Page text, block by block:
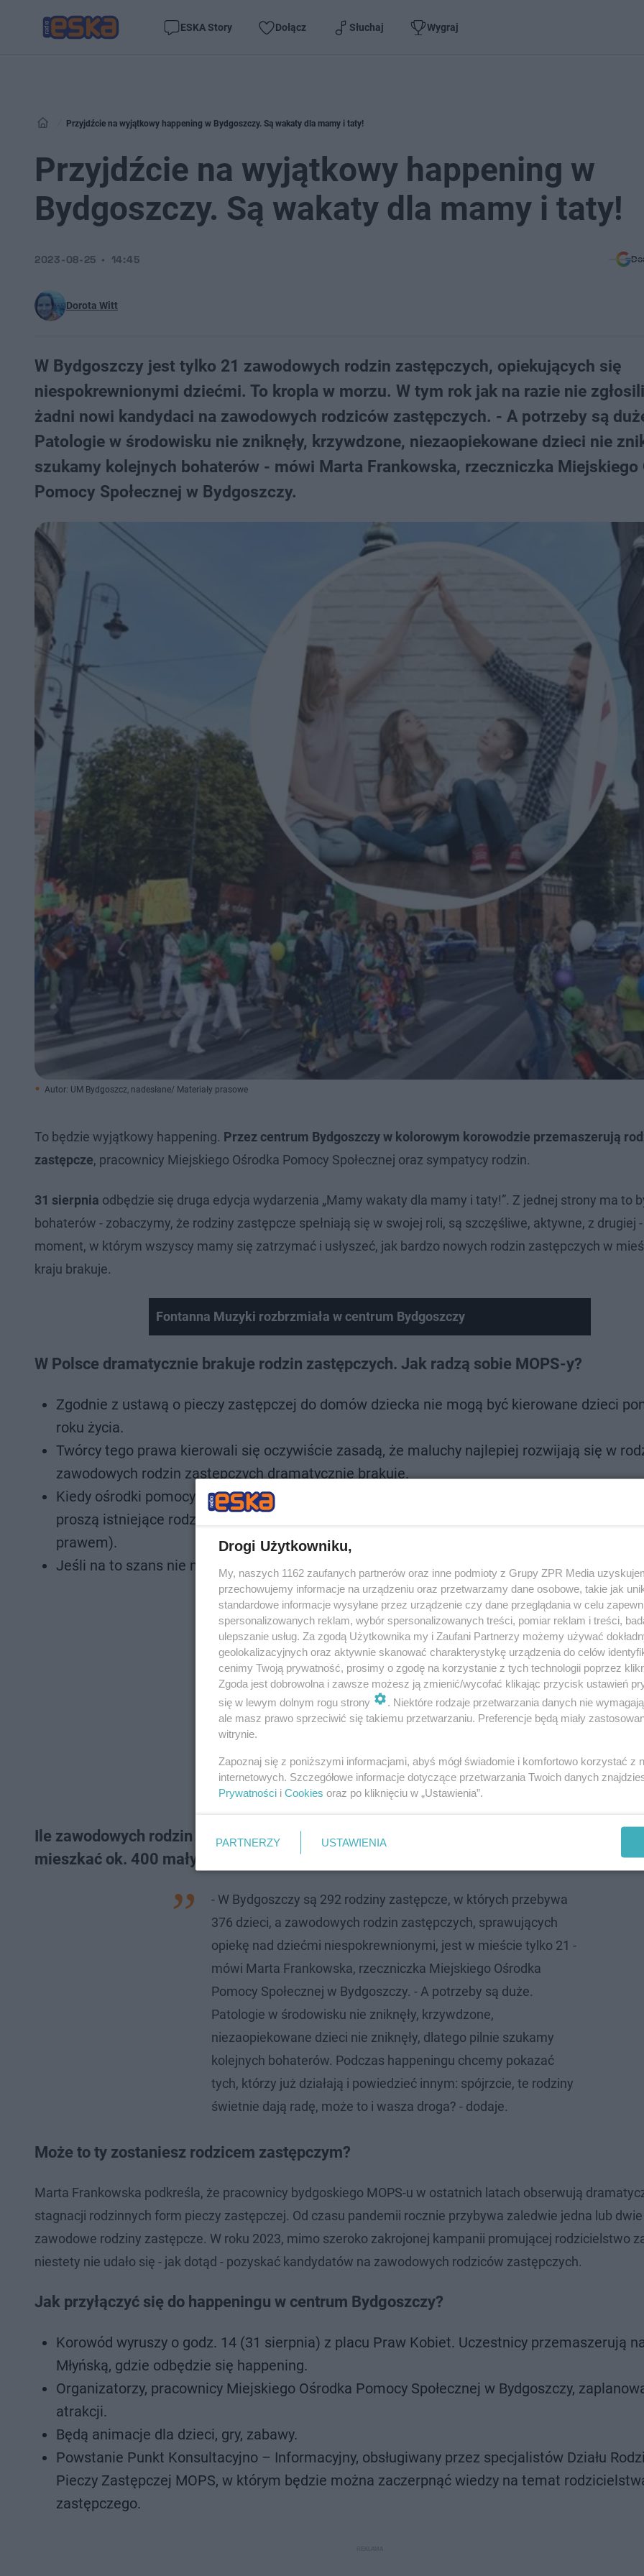
ESKA Story Dołącz Słuchaj Wygraj
Przyjdźcie na wyjątkowy happening w Bydgoszczy. Są wakaty dla mamy i taty!
Przyjdźcie na wyjątkowy happening w
Bydgoszczy. Są wakaty dla mamy i taty!
Dorota Witt
2023-08-25 14:45
W Bydgoszczy jest tylko 21 zawodowych rodzin zastępczych, opiekujących się
niespokrewnionymi dziećmi. To kropla w morzu. W tym rok jak na razie nie
żadni nowi kandydaci na zawodowych rodziców zastępczych. - A potrzeby są
Patologie w środowisku nie zniknęły, krzywdzone, niezaopiekowane dzieci nie
szukamy kolejnych bohaterów - mówi Marta Frankowska, rzeczniczka Miejskiego
Pomocy Społecznej w Bydgoszczy.
Autor: UM Bydgoszcz, nadesłane/ Materiały prasowe
To będzie wyjątkowy happening. Przez centrum Bydgoszczy w kolorowym korowodzie przemaszerują
zastępcze, pracownicy Miejskiego Ośrodka Pomocy Społecznej oraz sympatycy rodzin.
31 sierpnia odbędzie się druga edycja wydarzenia „Mamy wakaty dla mamy i taty!”. Z jednej strony ma to
bohaterów - zobaczymy, że rodziny zastępcze spełniają się w swojej roli, są szczęśliwe, aktywne, z drugiej
moment, w którym wszyscy mamy się zatrzymać i usłyszeć, jak bardzo nowych rodzin zastępczych w
kraju brakuje.
Fontanna Muzyki rozbrzmiała w centrum Bydgoszczy
W Polsce dramatycznie brakuje rodzin zastępczych. Jak radzą sobie MOPS-y?
Zgodnie z ustawą o pieczy zastępczej do domów dziecka nie mogą być kierowane dzieci
roku życia.
Twórcy tego prawa kierowali się oczywiście zasadą, że maluchy najlepiej rozwijają się w
zawodowych rodzin zastępczych dramatycznie brakuje.
Kiedy ośrodki pomocy społecznej muszą pilnie znaleźć domy dla kilkoro dzieci,
proszą istniejące rodziny zastępcze o zaopiekowanie się dzieckiem ponad limit (także
prawem).
Jeśli na to szans nie ma, szukają miejsc dla maluchów w rodzinach w całym kraju.
Ile zawodowych rodzin zastępczych jest w Bydgoszczy? Z biologicznymi rodzicami nie
mieszkać ok. 400 małych dzieci
- W Bydgoszczy są 292 rodziny zastępcze, w których przebywa
376 dzieci, a zawodowych rodzin zastępczych, sprawujących
opiekę nad dziećmi niespokrewnionymi, jest w mieście tylko 21 -
mówi Marta Frankowska, rzeczniczka Miejskiego Ośrodka
Pomocy Społecznej w Bydgoszczy. - A potrzeby są duże.
Patologie w środowisku nie zniknęły, krzywdzone,
niezaopiekowane dzieci nie zniknęły, dlatego pilnie szukamy
kolejnych bohaterów. Podczas happeningu chcemy pokazać
tych, którzy już działają i powiedzieć innym: spójrzcie, te rodziny
świetnie dają radę, może to i wasza droga? - dodaje.
Może to ty zostaniesz rodzicem zastępczym?
Marta Frankowska podkreśla, że pracownicy bydgoskiego MOPS-u w ostatnich latach obserwują
stagnacji rodzinnych form pieczy zastępczej. Od czasu pandemii rocznie przybywa zaledwie jedna lub dwie
zawodowe rodziny zastępcze. W roku 2023, mimo szeroko zakrojonej kampanii promującej rodzicielstwo
niestety nie udało się - jak dotąd - pozyskać kandydatów na zawodowych rodziców zastępczych.
Jak przyłączyć się do happeningu w centrum Bydgoszczy?
Korowód wyruszy o godz. 14 (31 sierpnia) z placu Praw Kobiet. Uczestnicy przemaszerują
Młyńską, gdzie odbędzie się happening.
Organizatorzy, pracownicy Miejskiego Ośrodka Pomocy Społecznej w Bydgoszczy,
atrakcji.
Będą animacje dla dzieci, gry, zabawy.
Powstanie Punkt Konsultacyjno – Informacyjny, obsługiwany przez specjalistów Działu
Pieczy Zastępczej MOPS, w którym będzie można zaczerpnąć wiedzy na temat
zastępczego.
Drogi Użytkowniku,
My, naszych 1162 zaufanych partnerów oraz inne podmioty z Grupy ZPR Media
przechowujemy informacje na urządzeniu oraz przetwarzamy dane osobowe, takie jak
standardowe informacje wysyłane przez urządzenie czy dane przeglądania w celu
spersonalizowanych reklam, wybór spersonalizowanych treści, pomiar reklam i treści,
ulepszanie usług. Za zgodą Użytkownika my i Zaufani Partnerzy możemy używać
geolokalizacyjnych oraz aktywnie skanować charakterystykę urządzenia do celów
cenimy Twoją prywatność, prosimy o zgodę na korzystanie z tych technologii poprzez
Zgoda jest dobrowolna i zawsze możesz ją zmienić/wycofać klikając przycisk ustawień
się w lewym dolnym rogu strony
. Niektóre rodzaje przetwarzania danych nie
ale masz prawo sprzeciwić się takiemu przetwarzaniu. Preferencje będą miały
witrynie.
Zapoznaj się z poniższymi informacjami, abyś mógł świadomie i komfortowo korzystać z
internetowych. Szczegółowe informacje dotyczące przetwarzania Twoich danych
Prywatności i Cookies oraz po kliknięciu w „Ustawienia”.
PARTNERZY USTAWIENIA